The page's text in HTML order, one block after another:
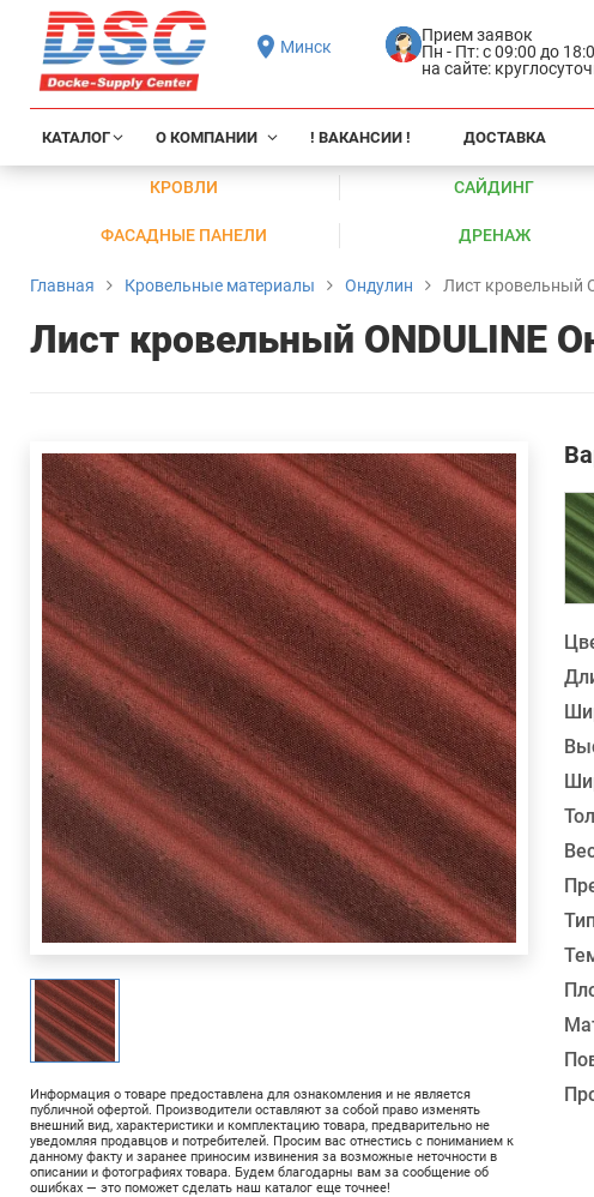
Минск
Прием заявок
Пн - Пт: с 09:00 до
на сайте:
КАТАЛОГ О КОМПАНИИ ! ВАКАНСИИ ! ДОСТАВКА
КРОВЛИ САЙДИНГ
ФАСАДНЫЕ ПАНЕЛИ ДРЕНАЖ
Главная Кровельные материалы Ондулин Лист кровельный
Лист кровельный ONDULINE
Информация о товаре предоставлена для ознакомления и не является
публичной офертой. Производители оставляют за собой право изменять
внешний вид, характеристики и комплектацию товара, предварительно не
уведомляя продавцов и потребителей. Просим вас отнестись с пониманием к
данному факту и заранее приносим извинения за возможные неточности в
описании и фотографиях товара. Будем благодарны вам за сообщение об
ошибках — это поможет сделать наш каталог еще точнее!